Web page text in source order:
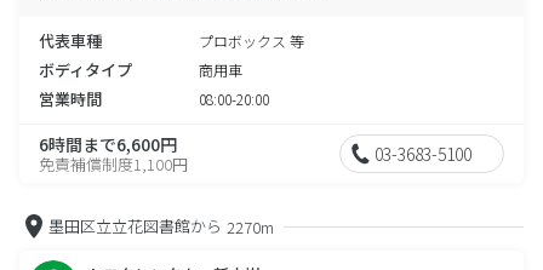
代表車種 プロボックス 等
ボディタイプ 商用車
営業時間 08:00-20:00
6時間まで6,600円
免責補償制度1,100円 03-3683-5100
墨田区立立花図書館から 2270m